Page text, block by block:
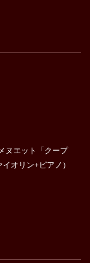
エット「クープ
オリン+ピアノ）